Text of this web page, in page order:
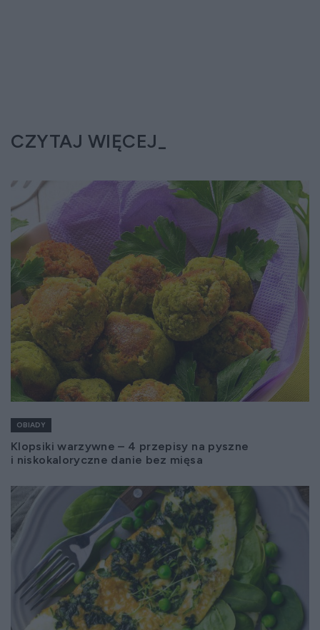
CZYTAJ WIĘCEJ
OBIADY
Klopsiki warzywne – 4 przepisy na pyszne
i niskokaloryczne danie bez mięsa